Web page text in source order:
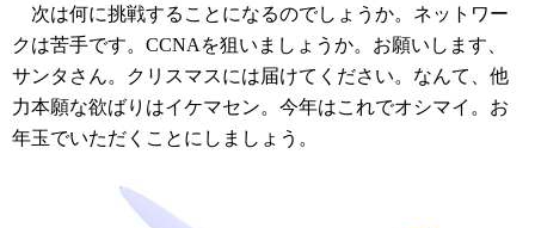
次は何に挑戦することになるのでしょうか。ネットワー
クは苦手です。CCNAを狙いましょうか。お願いします、
サンタさん。クリスマスには届けてください。なんて、他
力本願な欲ばりはイケマセン。今年はこれでオシマイ。お
年玉でいただくことにしましょう。